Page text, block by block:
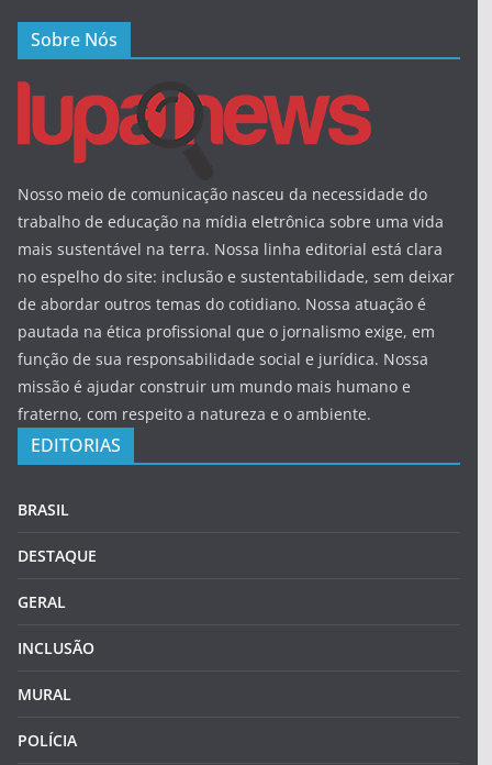
Sobre Nós
Nosso meio de comunicação nasceu da necessidade do
trabalho de educação na mídia eletrônica sobre uma vida
mais sustentável na terra. Nossa linha editorial está clara
no espelho do site: inclusão e sustentabilidade, sem deixar
de abordar outros temas do cotidiano. Nossa atuação é
pautada na ética profissional que o jornalismo exige, em
função de sua responsabilidade social e jurídica. Nossa
missão é ajudar construir um mundo mais humano e
fraterno, com respeito a natureza e o ambiente.
EDITORIAS
BRASIL
DESTAQUE
GERAL
INCLUSÃO
MURAL
POLÍCIA